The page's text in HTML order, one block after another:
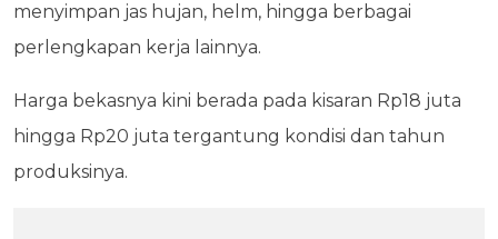
menyimpan jas hujan, helm, hingga berbagai
perlengkapan kerja lainnya.
Harga bekasnya kini berada pada kisaran Rp18 juta
hingga Rp20 juta tergantung kondisi dan tahun
produksinya.